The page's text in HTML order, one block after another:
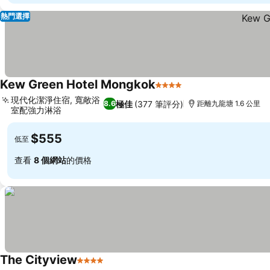
熱門選擇
Kew Green Hotel Mongkok4 星級
8.6極佳 (377 筆評分)
現代化潔淨住宿, 寬敞浴
室配強力淋浴
距離九龍塘 1.6 公里
低至 $555
查看 8 個網站的價格
The Cityview4 星級